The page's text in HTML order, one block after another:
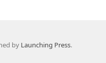
by Launching Press.